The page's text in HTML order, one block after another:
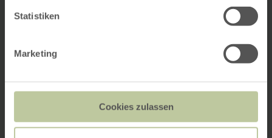
Statistiken
Marketing
Cookies zulassen